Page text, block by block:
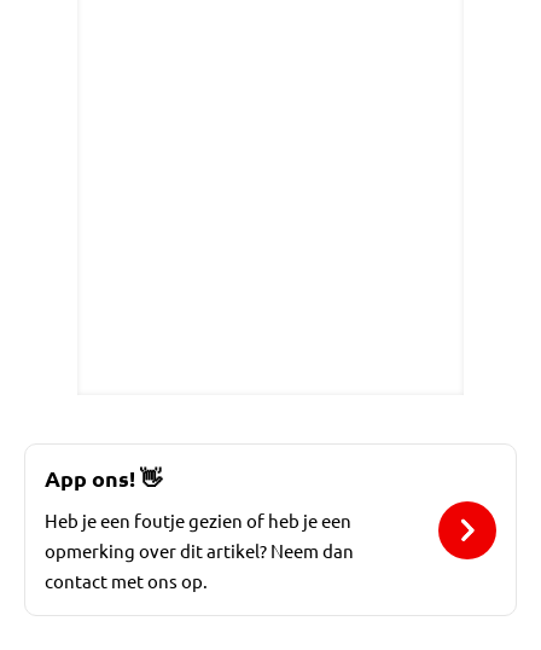
App ons!👋
Heb je een foutje gezien of heb je een
opmerking over dit artikel? Neem dan
contact met ons op.